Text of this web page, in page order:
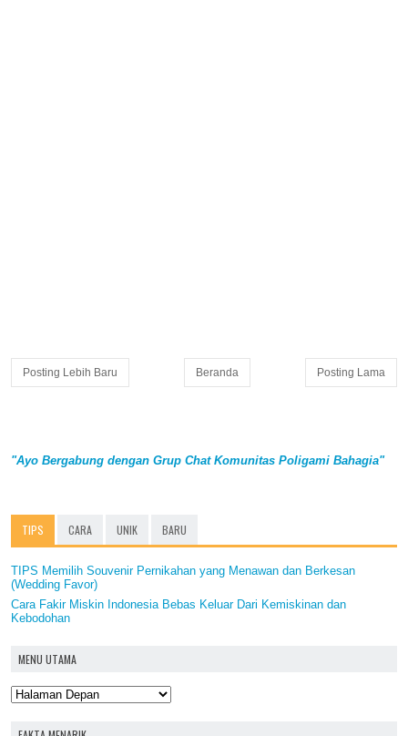
Posting Lebih Baru Posting Lama
Beranda
"Ayo Bergabung dengan Grup Chat Komunitas Poligami Bahagia"
TIPS CARA UNIK BARU
TIPS Memilih Souvenir Pernikahan yang Menawan dan Berkesan
(Wedding Favor)
Cara Fakir Miskin Indonesia Bebas Keluar Dari Kemiskinan dan
Kebodohan
MENU UTAMA